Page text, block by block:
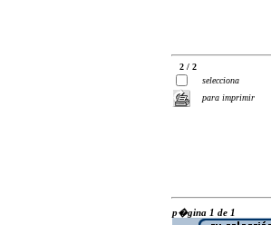
2 / 2
selecciona
para imprimir
p�gina 1 de 1